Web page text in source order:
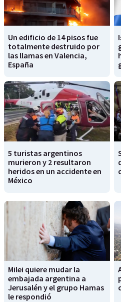
Un edificio de 14 pisos fue
totalmente destruido por
las llamas en Valencia,
España
5 turistas argentinos
murieron y 2 resultaron
heridos en un accidente en
México
Milei quiere mudar la
embajada argentina a
Jerusalén y el grupo Hamas
le respondió